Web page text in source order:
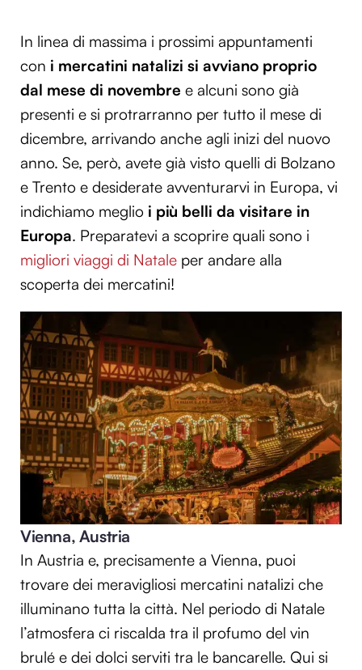
In linea di massima i prossimi appuntamenti
con i mercatini natalizi si avviano proprio
dal mese di novembre e alcuni sono già
presenti e si protrarranno per tutto il mese di
dicembre, arrivando anche agli inizi del nuovo
anno. Se, però, avete già visto quelli di Bolzano
e Trento e desiderate avventurarvi in Europa, vi
indichiamo meglio i più belli da visitare in
Europa. Preparatevi a scoprire quali sono i
migliori viaggi di Natale per andare alla
scoperta dei mercatini!
Vienna, Austria
In Austria e, precisamente a Vienna, puoi
trovare dei meravigliosi mercatini natalizi che
illuminano tutta la città. Nel periodo di Natale
l’atmosfera ci riscalda tra il profumo del vin
brulé e dei dolci serviti tra le bancarelle. Qui si